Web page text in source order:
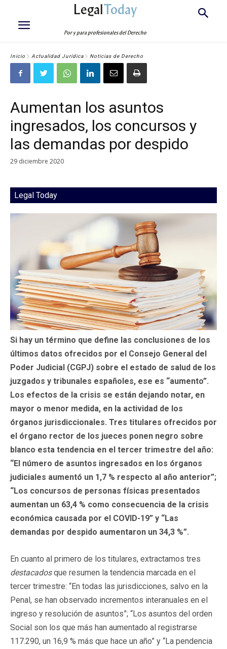
LegalToday
Por y para profesionales del Derecho
Inicio Actualidad Jurídica Noticias de Derecho
Aumentan los asuntos
ingresados, los concursos y
las demandas por despido
29 diciembre 2020
Legal Today
Si hay un término que define las conclusiones de los
últimos datos ofrecidos por el Consejo General del
Poder Judicial (CGPJ) sobre el estado de salud de los
juzgados y tribunales españoles, ese es “aumento”.
Los efectos de la crisis se están dejando notar, en
mayor o menor medida, en la actividad de los
órganos jurisdiccionales. Tres titulares ofrecidos por
el órgano rector de los jueces ponen negro sobre
blanco esta tendencia en el tercer trimestre del año:
“El número de asuntos ingresados en los órganos
judiciales aumentó un 1,7 % respecto al año anterior”;
“Los concursos de personas físicas presentados
aumentan un 63,4 % como consecuencia de la crisis
económica causada por el COVID-19” y “Las
demandas por despido aumentaron un 34,3 %”.
En cuanto al primero de los titulares, extractamos tres
destacadosque resumen la tendencia marcada en el
tercer trimestre: “En todas las jurisdicciones, salvo en la
Penal, se han observado incrementos interanuales en el
ingreso y resolución de asuntos”; “Los asuntos del orden
Social son los que más han aumentado al registrarse
117.290, un 16,9 % más que hace un año” y “La pendencia